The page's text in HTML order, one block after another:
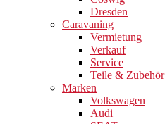
Dresden
Caravaning
Vermietung
Verkauf
Service
Teile & Zubehör
Marken
Volkswagen
Audi